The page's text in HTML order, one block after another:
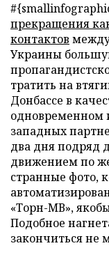
прекращения
контактов
Украины
тратить на
Донбассе в
одновременном
западных
два дня подряд
движением по
странные фото,
«Торн-МВ»,
Подобное
закончиться не